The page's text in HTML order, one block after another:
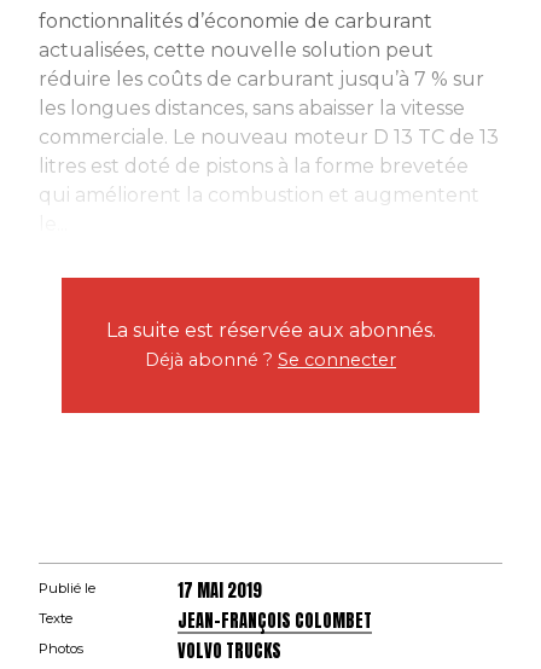
fonctionnalités d’économie de carburant
actualisées, cette nouvelle solution peut
réduire les coûts de carburant jusqu’à 7 % sur
les longues distances, sans abaisser la vitesse
commerciale. Le nouveau moteur D 13 TC de 13
litres est doté de pistons à la forme brevetée
qui améliorent la combustion et augmentent
La suite est réservée aux abonnés.
Déjà abonné ? Se connecter
Publié le 17 MAI 2019
Texte JEAN-FRANÇOIS COLOMBET
Photos VOLVO TRUCKS